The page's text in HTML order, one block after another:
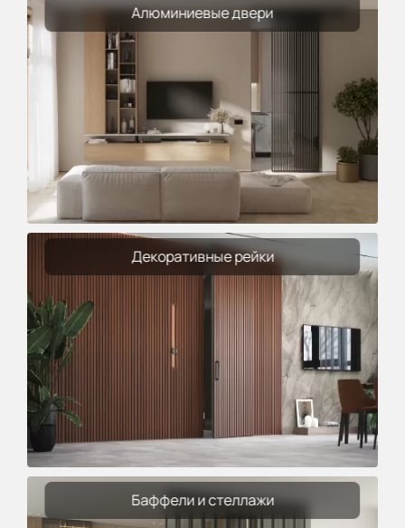
Алюминиевые двери
Декоративные рейки
Баффели и стеллажи